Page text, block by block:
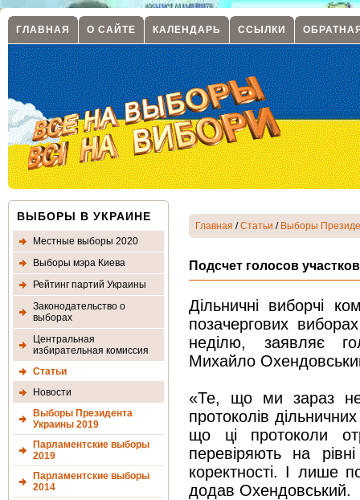
ГЛАВНАЯ О САЙТЕ КАЛЕНДАРЬ ССЫЛКИ
ВЫБОРЫ В УКРАИНЕ
Местные выборы 2020
Выборы мэра Киева
Рейтинг партий Украины
Законодательство о
выборах
Центральная
избирательная комиссия
Статьи
Новости
Выборы Президента
Украины 2019
Парламентские выборы
2019
Парламентские выборы
2014
Главная /Статьи / Выборы
Подсчет голосов
Дільничні виборчі
позачергових
неділю, заявляє
Михайло
«Те, що ми зараз не
протоколів
що ці протоколи
перевіряють на
коректності. І лише
додав Охендовський.